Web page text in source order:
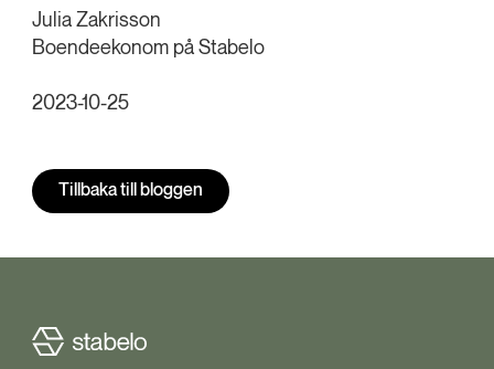
Julia Zakrisson
Boendeekonom på Stabelo
2023-10-25
Tillbaka till bloggen